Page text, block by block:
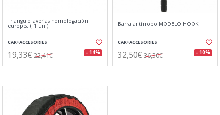
Triangulo averías homologación
europea ( 1 un ).
CAR+ACCESORIES
19,33€ 22,41€ - 14%
Barra antirrobo MODELO HOOK
CAR+ACCESORIES
32,50€ 36,30€ - 10%